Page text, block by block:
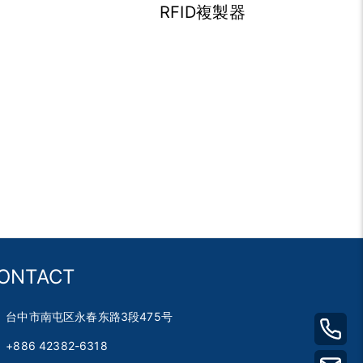
RFID複製器
台中市南屯区永春东路3段475号
+886 42382-6318